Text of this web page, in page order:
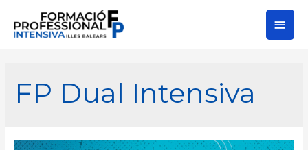
FP Dual Intensiva